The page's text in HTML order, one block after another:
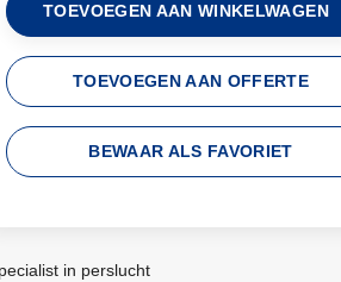
TOEVOEGEN AAN WINKELWAGEN
TOEVOEGEN AAN OFFERTE
BEWAAR ALS FAVORIET
in perslucht